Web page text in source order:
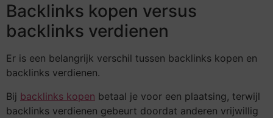
Backlinks kopen versus
backlinks verdienen
Er is een belangrijk verschil tussen backlinks kopen en
backlinks verdienen.
Bij backlinks kopen betaal je voor een plaatsing, terwijl
backlinks verdienen gebeurt doordat anderen vrijwillig